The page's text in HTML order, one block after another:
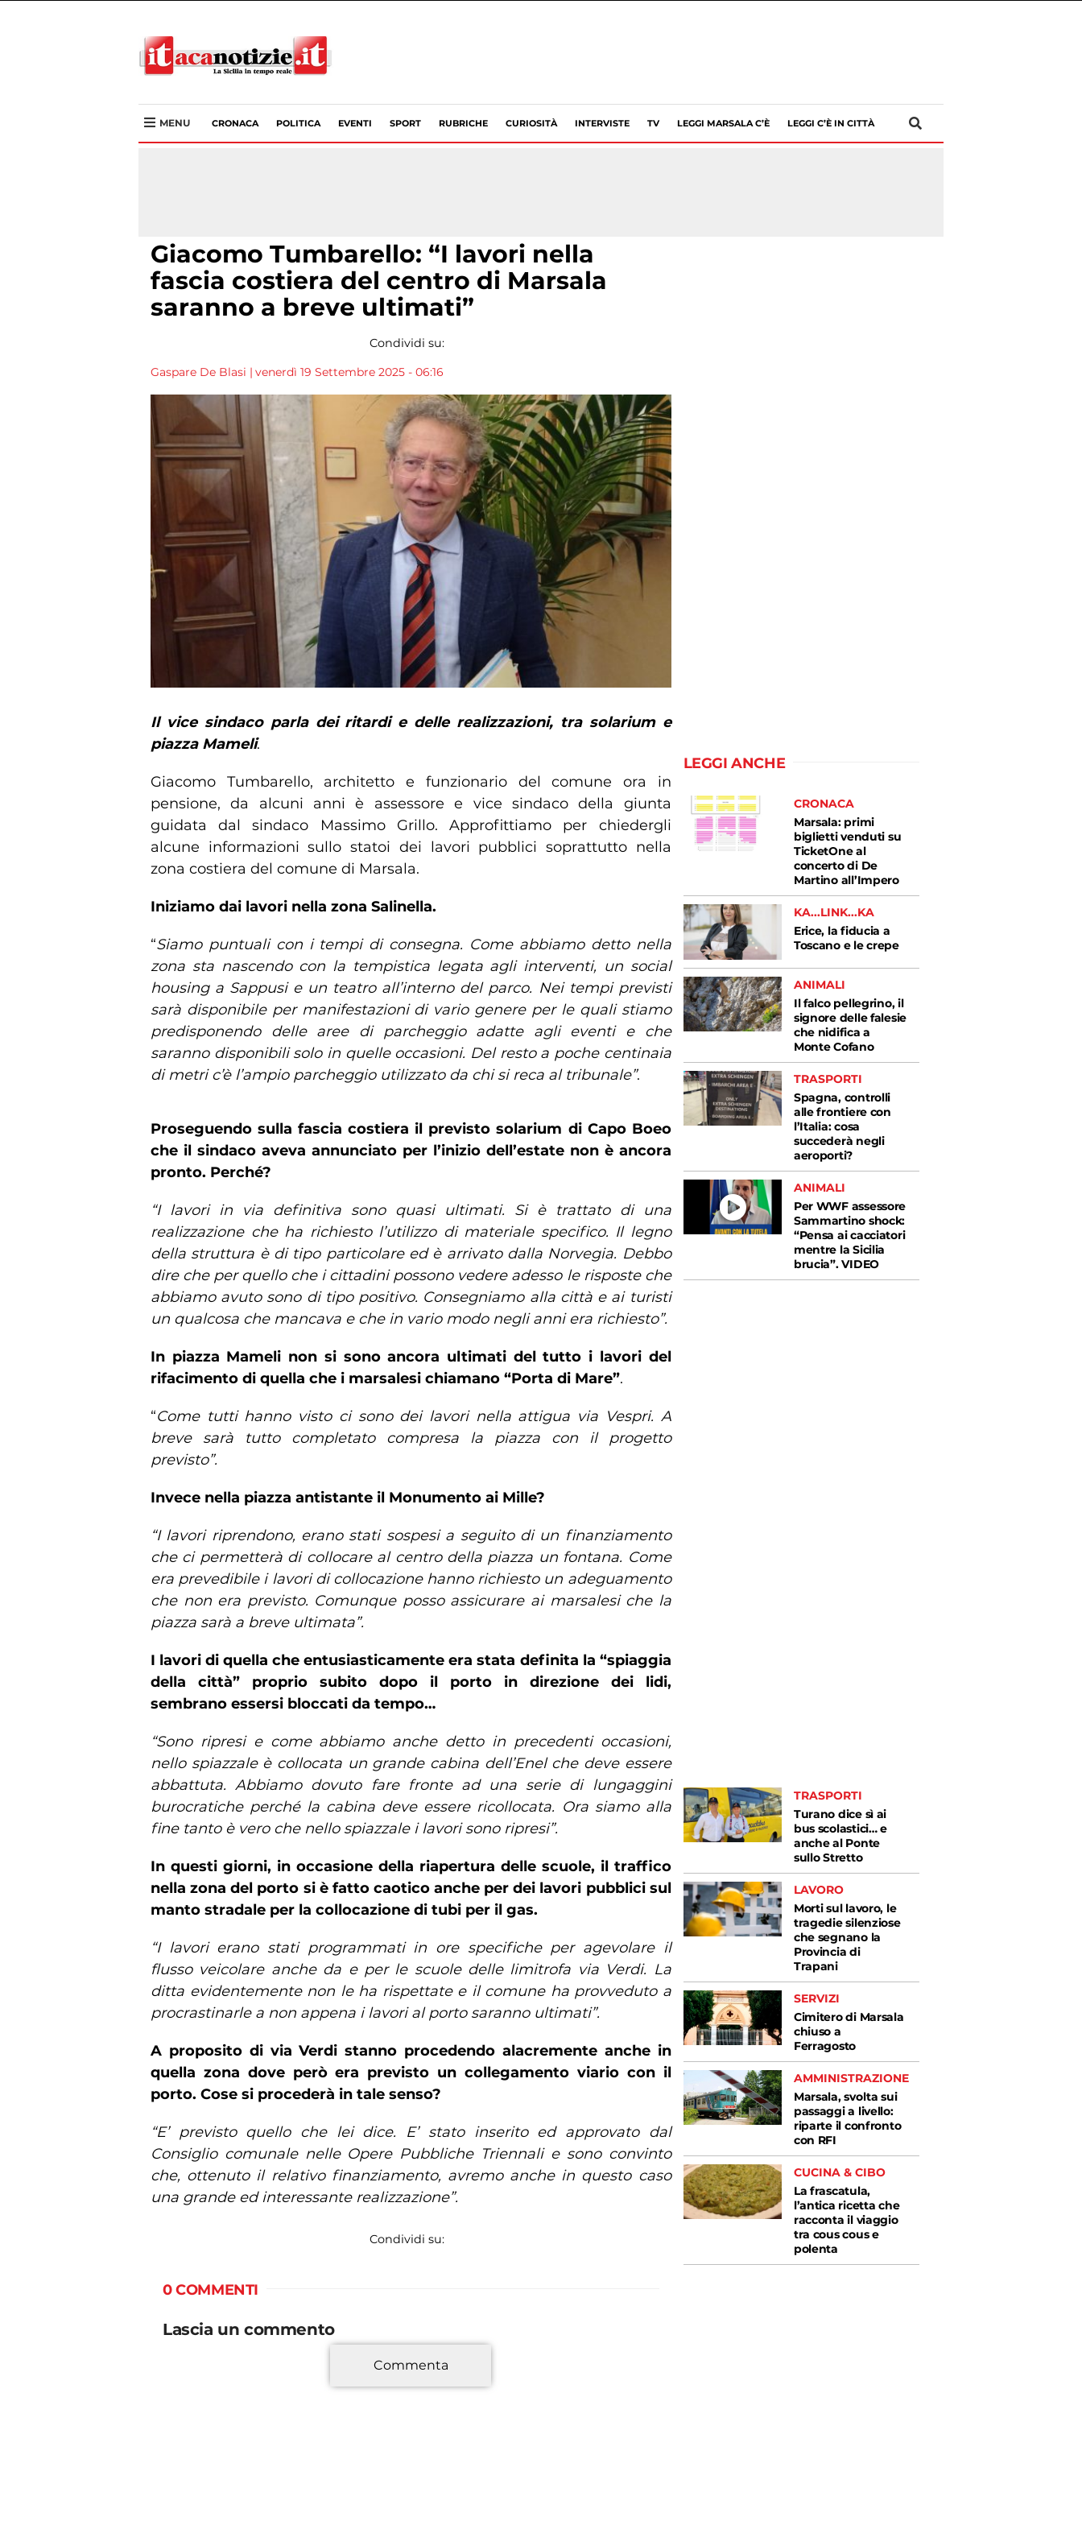
MENU CRONACA POLITICA EVENTI SPORT RUBRICHE CURIOSITÀ INTERVISTE TV LEGGI MARSALA C’È LEGGI C’È IN CITTÀ
Giacomo Tumbarello: “I lavori nella
fascia costiera del centro di Marsala
saranno a breve ultimati”
Condividi su:
Gaspare De Blasi | venerdì 19 Settembre 2025 - 06:16
Il vice sindaco parla dei ritardi e delle realizzazioni, tra solarium e
piazza Mameli.
Giacomo Tumbarello, architetto e funzionario del comune ora in
pensione, da alcuni anni è assessore e vice sindaco della giunta
guidata dal sindaco Massimo Grillo. Approfittiamo per chiedergli
alcune informazioni sullo statoi dei lavori pubblici soprattutto nella
zona costiera del comune di Marsala.
Iniziamo dai lavori nella zona Salinella.
“Siamo puntuali con i tempi di consegna. Come abbiamo detto nella
zona sta nascendo con la tempistica legata agli interventi, un social
housing a Sappusi e un teatro all’interno del parco. Nei tempi previsti
sarà disponibile per manifestazioni di vario genere per le quali stiamo
predisponendo delle aree di parcheggio adatte agli eventi e che
saranno disponibili solo in quelle occasioni. Del resto a poche centinaia
di metri c’è l’ampio parcheggio utilizzato da chi si reca al tribunale”.
Proseguendo sulla fascia costiera il previsto solarium di Capo Boeo
che il sindaco aveva annunciato per l’inizio dell’estate non è ancora
pronto. Perché?
“I lavori in via definitiva sono quasi ultimati. Si è trattato di una
realizzazione che ha richiesto l’utilizzo di materiale specifico. Il legno
della struttura è di tipo particolare ed è arrivato dalla Norvegia. Debbo
dire che per quello che i cittadini possono vedere adesso le risposte che
abbiamo avuto sono di tipo positivo. Consegniamo alla città e ai turisti
un qualcosa che mancava e che in vario modo negli anni era richiesto”.
In piazza Mameli non si sono ancora ultimati del tutto i lavori del
rifacimento di quella che i marsalesi chiamano “Porta di Mare”.
“Come tutti hanno visto ci sono dei lavori nella attigua via Vespri. A
breve sarà tutto completato compresa la piazza con il progetto
previsto”.
Invece nella piazza antistante il Monumento ai Mille?
“I lavori riprendono, erano stati sospesi a seguito di un finanziamento
che ci permetterà di collocare al centro della piazza un fontana. Come
era prevedibile i lavori di collocazione hanno richiesto un adeguamento
che non era previsto. Comunque posso assicurare ai marsalesi che la
piazza sarà a breve ultimata”.
I lavori di quella che entusiasticamente era stata definita la “spiaggia
della città” proprio subito dopo il porto in direzione dei lidi,
sembrano essersi bloccati da tempo…
“Sono ripresi e come abbiamo anche detto in precedenti occasioni,
nello spiazzale è collocata un grande cabina dell’Enel che deve essere
abbattuta. Abbiamo dovuto fare fronte ad una serie di lungaggini
burocratiche perché la cabina deve essere ricollocata. Ora siamo alla
fine tanto è vero che nello spiazzale i lavori sono ripresi”.
In questi giorni, in occasione della riapertura delle scuole, il traffico
nella zona del porto si è fatto caotico anche per dei lavori pubblici sul
manto stradale per la collocazione di tubi per il gas.
“I lavori erano stati programmati in ore specifiche per agevolare il
flusso veicolare anche da e per le scuole delle limitrofa via Verdi. La
ditta evidentemente non le ha rispettate e il comune ha provveduto a
procrastinarle a non appena i lavori al porto saranno ultimati”.
A proposito di via Verdi stanno procedendo alacremente anche in
quella zona dove però era previsto un collegamento viario con il
porto. Cose si procederà in tale senso?
“E’ previsto quello che lei dice. E’ stato inserito ed approvato dal
Consiglio comunale nelle Opere Pubbliche Triennali e sono convinto
che, ottenuto il relativo finanziamento, avremo anche in questo caso
una grande ed interessante realizzazione”.
Condividi su:
0 COMMENTI
Lascia un commento
Commenta
LEGGI ANCHE
CRONACA
Marsala: primi
biglietti venduti su
TicketOne al
concerto di De
Martino all’Impero
KA...LINK...KA
Erice, la fiducia a
Toscano e le crepe
ANIMALI
Il falco pellegrino, il
signore delle falesie
che nidifica a
Monte Cofano
TRASPORTI
Spagna, controlli
alle frontiere con
l’Italia: cosa
succederà negli
aeroporti?
ANIMALI
Per WWF assessore
Sammartino shock:
“Pensa ai cacciatori
mentre la Sicilia
brucia”. VIDEO
TRASPORTI
Turano dice sì ai
bus scolastici… e
anche al Ponte
sullo Stretto
LAVORO
Morti sul lavoro, le
tragedie silenziose
che segnano la
Provincia di
Trapani
SERVIZI
Cimitero di Marsala
chiuso a
Ferragosto
AMMINISTRAZIONE
Marsala, svolta sui
passaggi a livello:
riparte il confronto
con RFI
CUCINA & CIBO
La frascatula,
l’antica ricetta che
racconta il viaggio
tra cous cous e
polenta